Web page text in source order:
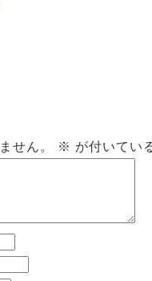
せん。
※ が付いてい